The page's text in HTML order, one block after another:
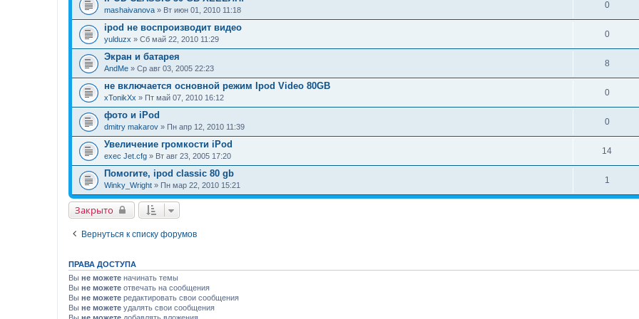
mashaivanova » Вт июн 01, 2010 11:18
0
ipod не воспроизводит видео
yulduzx » Сб май 22, 2010 11:29
0
Экран и батарея
AndMe » Ср авг 03, 2005 22:23
8
не включается основной режим Ipod Video 80GB
xTonikXx » Пт май 07, 2010 16:12
0
фото и iPod
dmitry makarov » Пн апр 12, 2010 11:39
0
Увеличение громкости iPod
exec Jet.cfg » Вт авг 23, 2005 17:20
14
Помогите, ipod classic 80 gb
Winky_Wright » Пн мар 22, 2010 15:21
1
Закрыто
Вернуться к списку форумов
ПРАВА ДОСТУПА
Вы не можете начинать темы
Вы не можете отвечать на сообщения
Вы не можете редактировать свои сообщения
Вы не можете удалять свои сообщения
Вы не можете добавлять вложения